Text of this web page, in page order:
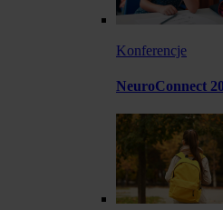
Konferencje
NeuroConnect